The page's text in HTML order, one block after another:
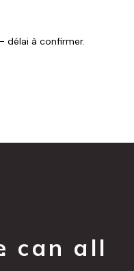
délai à confirmer.